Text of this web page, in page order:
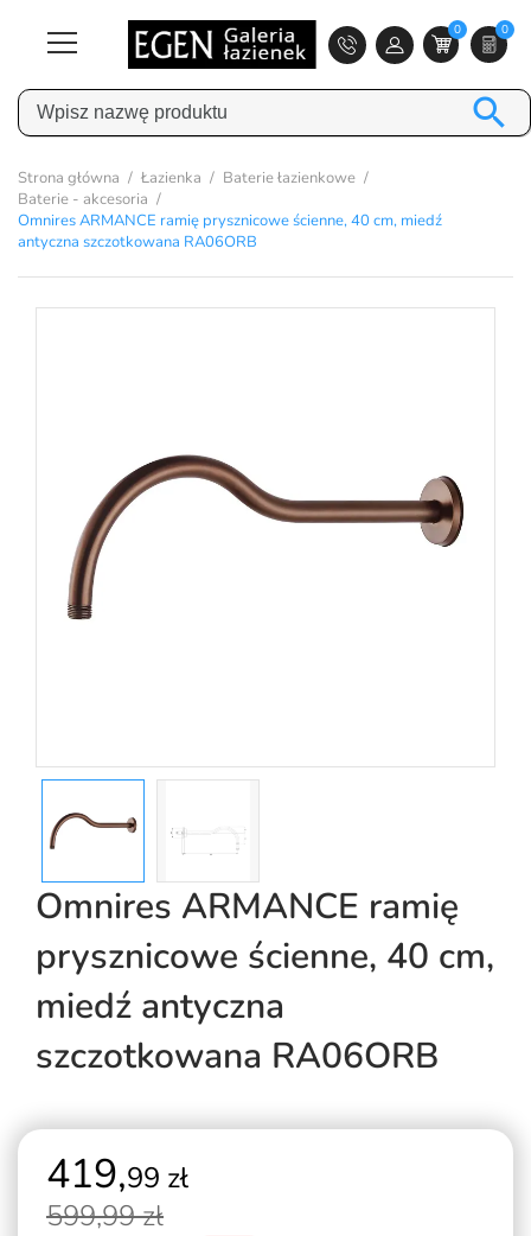
0 0

Strona główna Łazienka
Baterie łazienkowe
Baterie - akcesoria
Omnires ARMANCE ramię prysznicowe ścienne, 40 cm, miedź
antyczna szczotkowana RA06ORB
Omnires ARMANCE ramię
prysznicowe ścienne, 40 cm,
miedź antyczna
szczotkowana RA06ORB
419,99 zł
599,99 zł